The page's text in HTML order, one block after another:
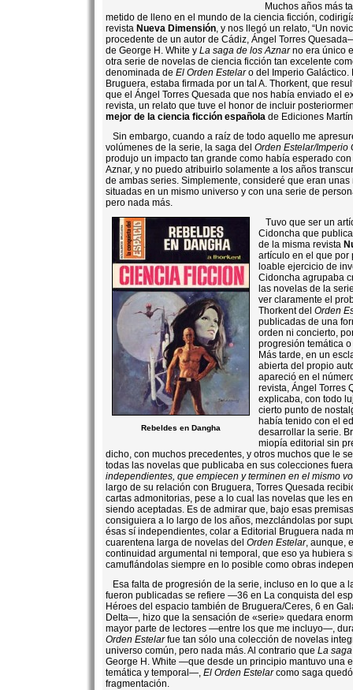
Muchos años más
metido de lleno en el mundo de la ciencia ficción,
revista Nueva Dimensión, y nos llegó un relato, “Un
procedente de un autor de Cádiz, Ángel Torres
de George H. White y La saga de los Aznarno era único
otra serie de novelas de ciencia ficción tan excelente
denominada de El Orden Estelaro del Imperio Galáctico.
Bruguera, estaba firmada por un tal A. Thorkent, que
que el Ángel Torres Quesada que nos había enviado el
revista, un relato que tuve el honor de incluir
mejor de la ciencia ficción española de Ediciones
Sin embargo, cuando a raíz de todo aquello me
volúmenes de la serie, la saga del Orden Estelar/Imperio
produjo un impacto tan grande como había esperado
Aznar, y no puedo atribuirlo solamente a los años
de ambas series. Simplemente, consideré que eran
situadas en un mismo universo y con una serie de
pero nada más.
Rebeldes en Dangha
Tuvo que ser un
Cidoncha que
de la misma revista
artículo en el que por
loable ejercicio de
Cidoncha agrupaba
las novelas de la
ver claramente el
Thorkent del Orden
publicadas de una
orden ni concierto,
progresión temática
Más tarde, en un
abierta del propio
apareció en el
revista, Ángel Torres
explicaba, con todo
cierto punto de
había tenido con el
desarrollar la serie.
miopía editorial sin
dicho, con muchos precedentes, y otros muchos que le
todas las novelas que publicaba en sus colecciones
independientes, que empiecen y terminen en el mismo
largo de su relación con Bruguera, Torres Quesada
cartas admonitorias, pese a lo cual las novelas que les
siendo aceptadas. Es de admirar que, bajo esas
consiguiera a lo largo de los años, mezclándolas por
ésas sí independientes, colar a Editorial Bruguera nada
cuarentena larga de novelas del Orden Estelar, aunque,
continuidad argumental ni temporal, que eso ya hubiera
camuflándolas siempre en lo posible como obras
Esa falta de progresión de la serie, incluso en lo que a
fueron publicadas se refiere —36 en La conquista del
Héroes del espacio también de Bruguera/Ceres, 6 en
Delta—, hizo que la sensación de «serie» quedara
mayor parte de lectores —entre los que me incluyo—,
Orden Estelarfue tan sólo una colección de novelas
universo común, pero nada más. Al contrario que La
George H. White —que desde un principio mantuvo una
temática y temporal—, El Orden Estelarcomo saga
fragmentación.